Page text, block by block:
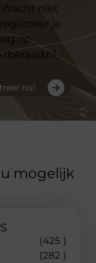
niet
je
op
nu!
mogelijk
(425 )
(282 )